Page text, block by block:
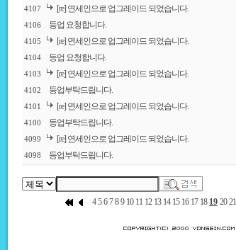
4107 [re] 연세인으로 업그레이드 되었습니다.
4106 등업 요청합니다.
4105 [re] 연세인으로 업그레이드 되었습니다.
4104 등업 요청합니다.
4103 [re] 연세인으로 업그레이드 되었습니다.
4102 등업부탁드립니다.
4101 [re] 연세인으로 업그레이드 되었습니다.
4100 등업부탁드립니다.
4099 [re] 연세인으로 업그레이드 되었습니다.
4098 등업부탁드립니다.
4 5 6 7 8 9 10 11 12 13 14 15 16 17 18 19 20 21